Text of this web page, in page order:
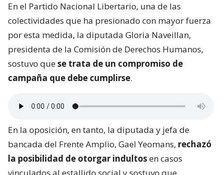
En el Partido Nacional Libertario, una de las
colectividades que ha presionado con mayor fuerza
por esta medida, la diputada Gloria Naveillan,
presidenta de la Comisión de Derechos Humanos,
sostuvo quese trata de un compromiso de
campaña que debe cumplirse.
En la oposición, en tanto, la diputada y jefa de
bancada del Frente Amplio, Gael Yeomans, rechazó
la posibilidad de otorgar indultosen casos